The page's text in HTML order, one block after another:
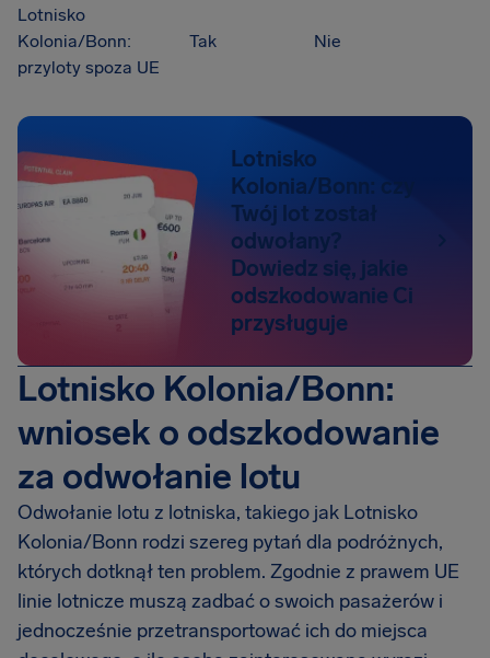
Lotnisko
Kolonia/Bonn:
przyloty spoza UE
Tak Nie
Lotnisko
Kolonia/Bonn: czy
Twój lot został
odwołany?
Dowiedz się, jakie
odszkodowanie Ci
przysługuje
Lotnisko Kolonia/Bonn:
wniosek o odszkodowanie
za odwołanie lotu
Odwołanie lotu z lotniska, takiego jak Lotnisko
Kolonia/Bonn rodzi szereg pytań dla podróżnych,
których dotknął ten problem. Zgodnie z prawem UE
linie lotnicze muszą zadbać o swoich pasażerów i
jednocześnie przetransportować ich do miejsca